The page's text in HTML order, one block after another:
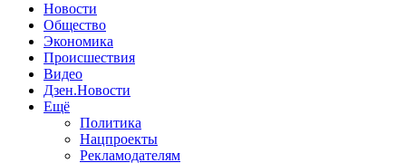
Новости
Общество
Экономика
Происшествия
Видео
Дзен.Новости
Ещё
Политика
Нацпроекты
Рекламодателям